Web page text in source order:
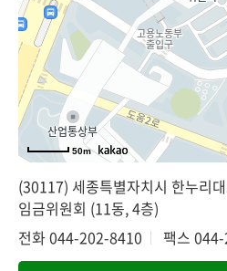
50m
(30117) 세종특별자치시 한누리
임금위원회 (11동, 4층)
전화044-202-8410 팩스